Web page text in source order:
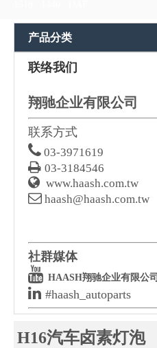
产品分类
联络我们
翔驰企业有限公司
联系方式
 03-3971619
 03-3184546
 www.haash.com.tw
 haash@haash.com.tw
社群媒体
 HAASH翔驰企业有限公司
 #haash_autoparts
H16汽车卤素灯泡